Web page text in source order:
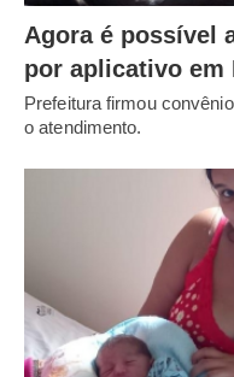
Agora é possível
por aplicativo em
Prefeitura firmou
o atendimento.